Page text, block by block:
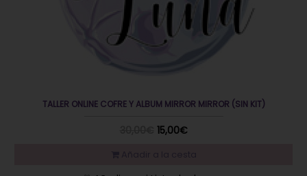
TALLER ONLINE COFRE Y ALBUM MIRROR MIRROR (SIN KIT)
15,00€